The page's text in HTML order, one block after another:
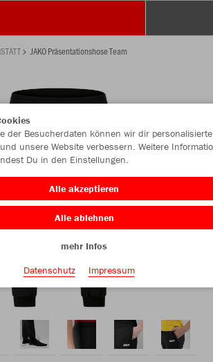
JAKO Präsentationshose Team
der Besucherdaten können wir dir personalisierte
unsere Website verbessern. Weitere
Du in den Einstellungen.
Alle akzeptieren
Alle ablehnen
mehr Infos
Datenschutz
Impressum